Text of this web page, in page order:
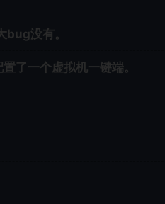
bug没有。
了一个虚拟机一键端。